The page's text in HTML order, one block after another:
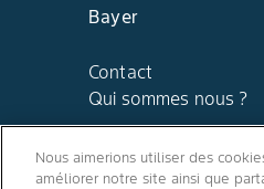
Bayer
Contact
Qui sommes nous ?
Nous aimerions utiliser des
améliorer notre site ainsi que